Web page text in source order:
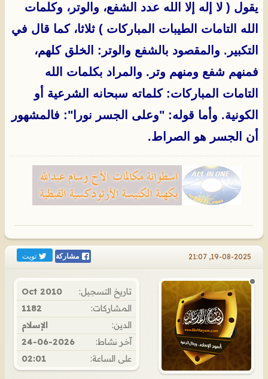
يقول ( لا إله إلا الله عدد الشفع، والوتر، وكلمات
الله التامات الطيبات المباركات ) ثلاثا، كما قال في
التكبير. والمقصود بالشفع والوتر: الخلق كلهم،
فمنهم شفع ومنهم وتر. والمراد بكلمات الله
التامات المباركات: كلماته سبحانه الشرعية أو
الكونية. وأما قوله: "وعلى الجسر نورا": فالمشهور
أن الجسر هو الصراط.
19-08-2025, 21:07 مشاركة تويت
تاريخ التسجيل:
Oct 2010
المشاركات:
1182
الدين:
الإسلام
آخر نشاط:
24-06-2026
على الساعة:
02:01